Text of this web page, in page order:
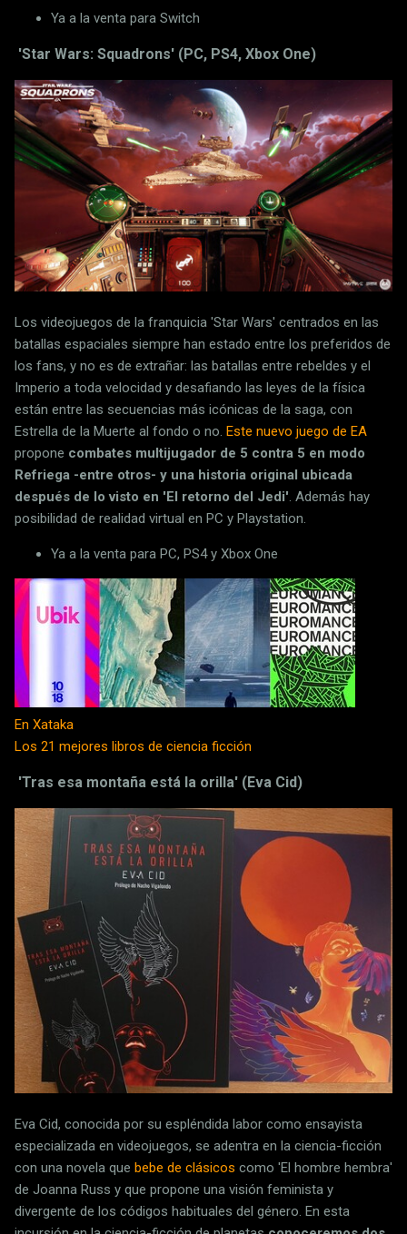
Ya a la venta para Switch
'Star Wars: Squadrons' (PC, PS4, Xbox One)
Los videojuegos de la franquicia 'Star Wars' centrados en las
batallas espaciales siempre han estado entre los preferidos de
los fans, y no es de extrañar: las batallas entre rebeldes y el
Imperio a toda velocidad y desafiando las leyes de la física
están entre las secuencias más icónicas de la saga, con
Estrella de la Muerte al fondo o no. Este nuevo juego de EA
propone combates multijugador de 5 contra 5 en modo
Refriega -entre otros- y una historia original ubicada
después de lo visto en 'El retorno del Jedi'. Además hay
posibilidad de realidad virtual en PC y Playstation.
Ya a la venta para PC, PS4 y Xbox One
En Xataka
Los 21 mejores libros de ciencia ficción
'Tras esa montaña está la orilla' (Eva Cid)
Eva Cid, conocida por su espléndida labor como ensayista
especializada en videojuegos, se adentra en la ciencia-ficción
con una novela que bebe de clásicos como 'El hombre hembra'
de Joanna Russ y que propone una visión feminista y
divergente de los códigos habituales del género. En esta